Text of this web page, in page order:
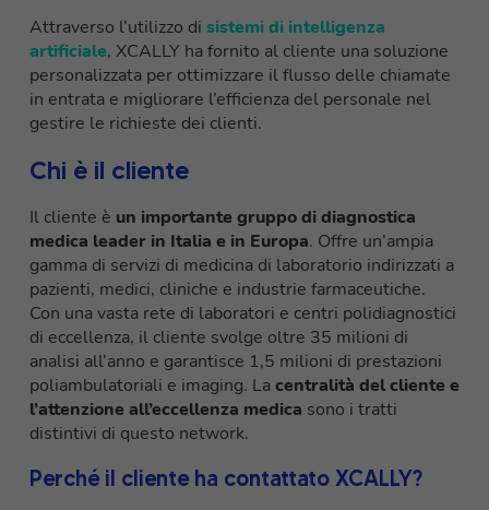
Attraverso l’utilizzo di sistemi di intelligenza
artificiale, XCALLY ha fornito al cliente una soluzione
personalizzata per ottimizzare il flusso delle chiamate
in entrata e migliorare l’efficienza del personale nel
gestire le richieste dei clienti.
Chi è il cliente
Il cliente è un importante gruppo di diagnostica
medica leader in Italia e in Europa. Offre un’ampia
gamma di servizi di medicina di laboratorio indirizzati a
pazienti, medici, cliniche e industrie farmaceutiche.
Con una vasta rete di laboratori e centri polidiagnostici
di eccellenza, il cliente svolge oltre 35 milioni di
analisi all’anno e garantisce 1,5 milioni di prestazioni
poliambulatoriali e imaging. Lacentralità del cliente e
l’attenzione all’eccellenza medica sono i tratti
distintivi di questo network.
Perché il cliente ha contattato XCALLY?